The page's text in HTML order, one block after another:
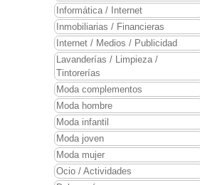
Informática / Internet
Inmobiliarias / Financieras
Internet / Medios / Publicidad
Lavanderías / Limpieza /
Tintorerías
Moda complementos
Moda hombre
Moda infantil
Moda joven
Moda mujer
Ocio / Actividades